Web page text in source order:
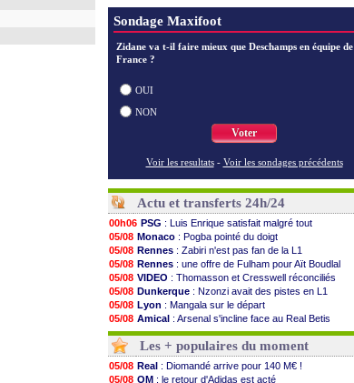
Sondage Maxifoot
Zidane va t-il faire mieux que Deschamps en équipe de
France ?
OUI
NON
Voter
Voir les resultats - Voir les sondages précédents
Actu et transferts 24h/24
00h06 PSG : Luis Enrique satisfait malgré tout
05/08 Monaco : Pogba pointé du doigt
05/08 Rennes : Zabiri n'est pas fan de la L1
05/08 Rennes : une offre de Fulham pour Aït Boudlal
05/08 VIDEO : Thomasson et Cresswell réconciliés
05/08 Dunkerque : Nzonzi avait des pistes en L1
05/08 Lyon : Mangala sur le départ
05/08 Amical : Arsenal s'incline face au Real Betis
05/08 Amical: lourde défaite pour le PSG
05/08
Man City: Maresca flou pour Reijnders
05/08 LdC: Fenerbahçe prend une belle option
05/08 Al-Diriyah: Mbemba arrive libre (officiel)
Les + populaires du moment
05/08 Real : Diomandé arrive pour 140 M€ !
05/08 OM : le retour d'Adidas est acté